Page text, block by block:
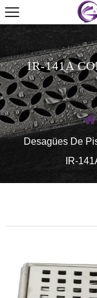
IR-141A
Desagües De
IR-